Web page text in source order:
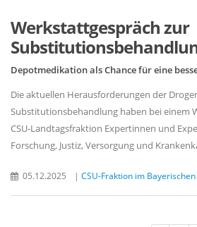
Werkstattgespräch zur
Depotmedikation als Chance für eine
Die aktuellen Herausforderungen der
Substitutionsbehandlung haben bei einem
CSU-Landtagsfraktion Expertinnen und
Forschung, Justiz, Versorgung und
05.12.2025 | CSU-Fraktion im